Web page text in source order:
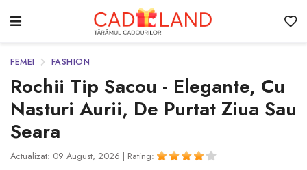
FEMEI FASHION
Rochii Tip Sacou - Elegante, Cu
Nasturi Aurii, De Purtat Ziua Sau
Seara
Actualizat: 09 August, 2026 | Rating: